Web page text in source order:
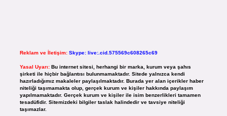
Reklam ve İletişim: Skype: live:.cid.575569c608265c69
Yasal Uyarı: Bu internet sitesi, herhangi bir marka, kurum veya şahıs
şirketi ile hiçbir bağlantısı bulunmamaktadır. Sitede yalnızca kendi
hazırladığımız makaleler paylaşılmaktadır. Burada yer alan içerikler haber
niteliği taşımamakta olup, gerçek kurum ve kişiler hakkında paylaşım
yapılmamaktadır. Gerçek kurum ve kişiler ile isim benzerlikleri tamamen
tesadüfidir. Sitemizdeki bilgiler taslak halindedir ve tavsiye niteliği
taşımazlar.